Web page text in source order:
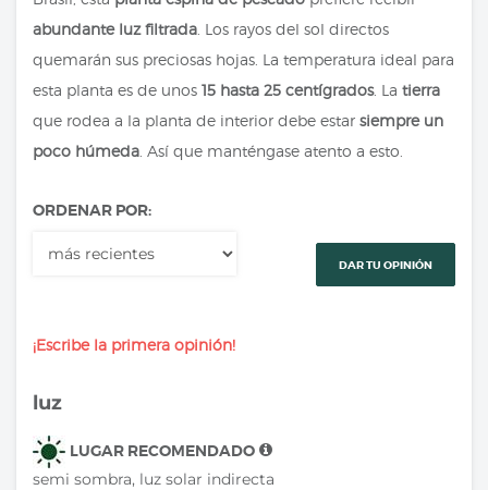
abundante luz filtrada . Los rayos del sol directos
quemarán sus preciosas hojas. La temperatura ideal para
esta planta es de unos 15 hasta 25 centígrados. La tierra
que rodea a la planta de interior debe estar siempre un
poco húmeda . Así que manténgase atento a esto.
ORDENAR POR:
DAR TU OPINIÓN
¡Escribe la primera opinión!
luz
LUGAR RECOMENDADO
semi sombra, luz solar indirecta